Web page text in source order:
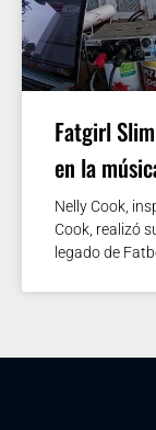
Fatgirl
en la
Nelly Cook,
Cook, realizó
legado de